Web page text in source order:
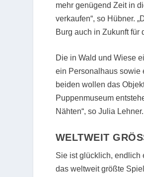
mehr genügend Zeit in
verkaufen“, so Hübner.
Burg auch in Zukunft für
Die in Wald und Wiese
ein Personalhaus sowie
beiden wollen das
Puppenmuseum
Nähten“, so Julia Lehner.
WELTWEIT
Sie ist glücklich, endlich
das weltweit größte